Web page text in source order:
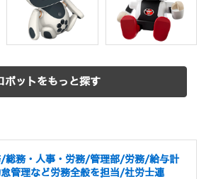
ボットをもっと探す
/総務・人事・労務/管理部/労務/給与計
管理など労務全般を担当/社労士連